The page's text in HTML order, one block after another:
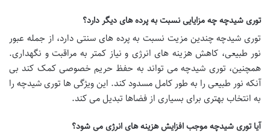
توری شیدچه چه مزایایی نسبت به پرده های دیگر دارد؟
توری شیدچه چندین مزیت نسبت به پرده های سنتی دارد، از جمله عبور
نور طبیعی، کاهش هزینه های انرژی و نیاز کمتر به مراقبت و نگهداری.
همچنین، توری شیدچه می تواند به حفظ حریم خصوصی کمک کند بی
آنکه نور طبیعی را به طور کامل مسدود کند. این ویژگی ها توری شیدچه را
به انتخاب بهتری برای بسیاری از فضاها تبدیل می کند.
آیا توری شیدچه موجب افزایش هزینه های انرژی می شود؟